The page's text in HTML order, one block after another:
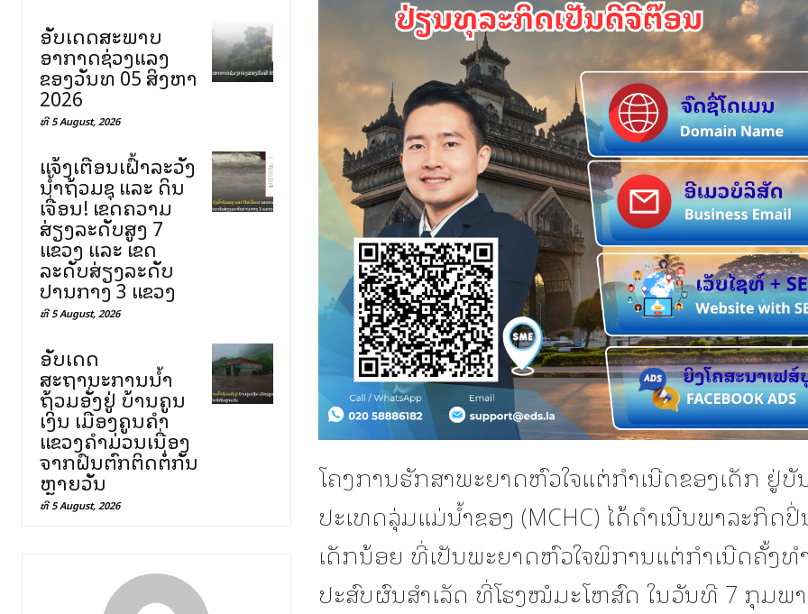
ອັບເດດສະພາບ
ອາກາດຊ່ວງແລງ
ຂອງວັນທີ 05 ສິງຫາ
2026
ທີ 5 August, 2026
ແຈ້ງເຕືອນເຝົ້າລະວັງ
ນ້ຳຖ້ວມຊຸ ແລະ ດິນ
ເຈື່ອນ! ເຂດຄວາມ
ສ່ຽງລະດັບສູງ 7
ແຂວງ ແລະ ເຂດ
ລະດັບສ່ຽງລະດັບ
ປານກາງ 3 ແຂວງ
ທີ 5 August, 2026
ອັບເດດ
ສະຖານະການນ້ຳ
ຖ້ວມອັ່ງຢູ່ ບ້ານຄູນ
ເງິນ ເມືອງຄູນຄຳ
ແຂວງຄຳມ່ວນເນື່ອງ
ຈາກຝົນຕົກຕິດຕໍ່ກັນ
ຫຼາຍວັນ
ທີ 5 August, 2026
ໂຄງການຮັກສາພະຍາດຫົວໃຈແຕ່ກໍາເນີດຂອງເດັກ ຢູ່ບັ
ປະເທດລຸ່ມແມ່ນໍ້າຂອງ (MCHC) ໄດ້ດໍາເນີນພາລະກິດ
ເດັກນ້ອຍ ທີ່ເປັນພະຍາດຫົວໃຈພິການແຕ່ກໍາເນີດຄັ້ງທ
ປະສົບຜົນສຳເລັດ ທີ່ໂຮງໝໍມະໂຫສົດ ໃນວັນທີ 7 ກຸມພ